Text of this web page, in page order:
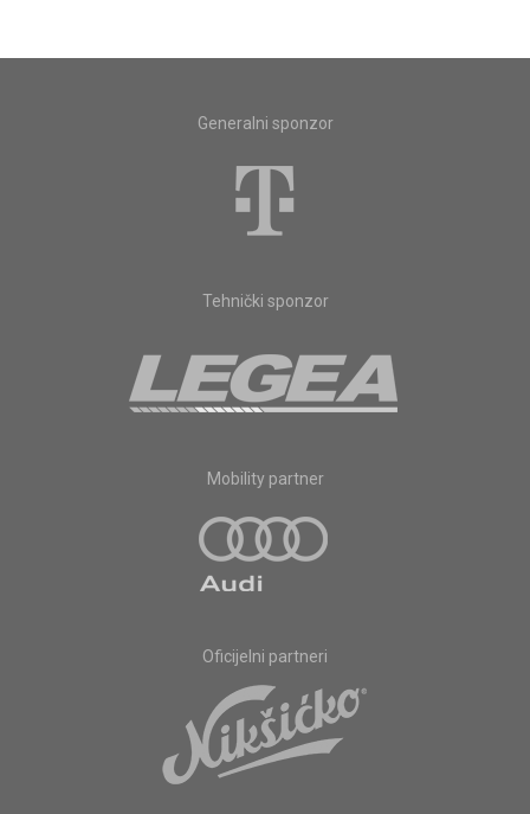
Generalni sponzor
Tehnički sponzor
Mobility partner
Oficijelni partneri